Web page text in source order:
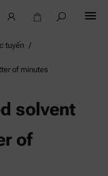
tuyến
of minutes
solvent
of